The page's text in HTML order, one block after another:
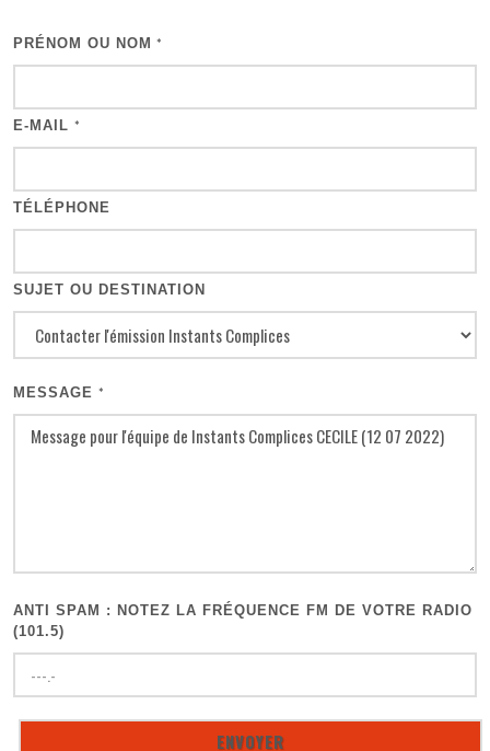
PRÉNOM OU NOM *
E-MAIL *
TÉLÉPHONE
SUJET OU DESTINATION
MESSAGE *
ANTI SPAM : NOTEZ LA FRÉQUENCE FM DE VOTRE RADIO
(101.5)